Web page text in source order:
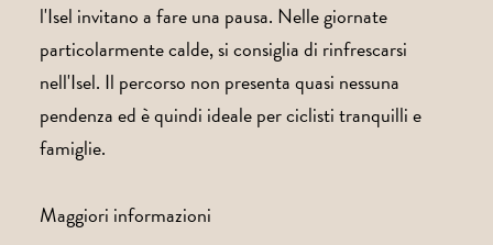
l'Isel invitano a fare una pausa. Nelle giornate
particolarmente calde, si consiglia di rinfrescarsi
nell'Isel. Il percorso non presenta quasi nessuna
pendenza ed è quindi ideale per ciclisti tranquilli e
famiglie.
Maggiori informazioni